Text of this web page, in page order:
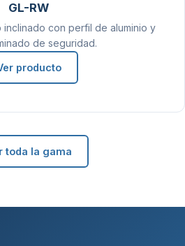
GL-RW
inclinado con perfil de aluminio y
de seguridad.
producto
toda la gama